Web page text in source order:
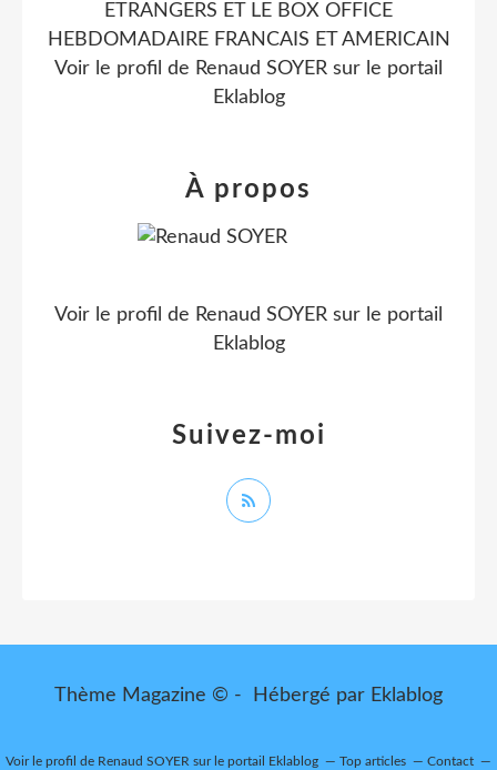
ETRANGERS ET LE BOX OFFICE
HEBDOMADAIRE FRANCAIS ET AMERICAIN
Voir le profil de Renaud SOYER sur le portail
Eklablog
Suivez-moi
À propos
Voir le profil de Renaud SOYER sur le portail
Eklablog
Thème Magazine © - Hébergé par Eklablog
Voir le profil de Renaud SOYER sur le portail Eklablog Top articles Contact